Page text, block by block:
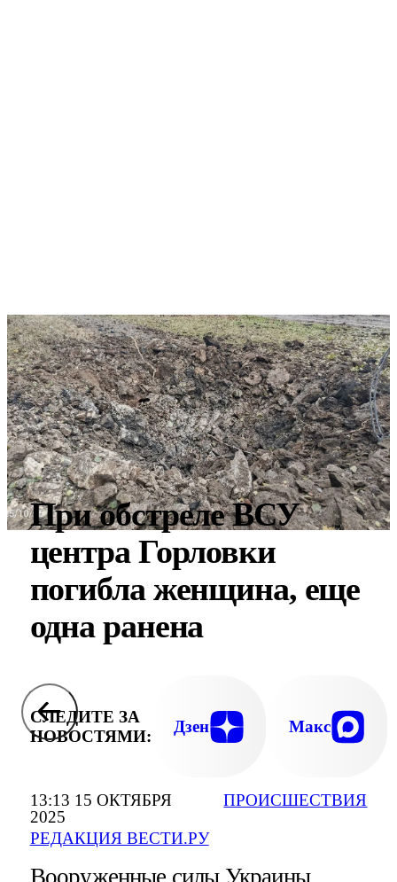
13:13 15 ОКТЯБРЯ
2025
РЕДАКЦИЯ ВЕСТИ.РУ
ПРОИСШЕСТВИЯ
При обстреле ВСУ
центра Горловки
погибла женщина, еще
одна ранена
СЛЕДИТЕ ЗА
НОВОСТЯМИ:
Дзен Макс